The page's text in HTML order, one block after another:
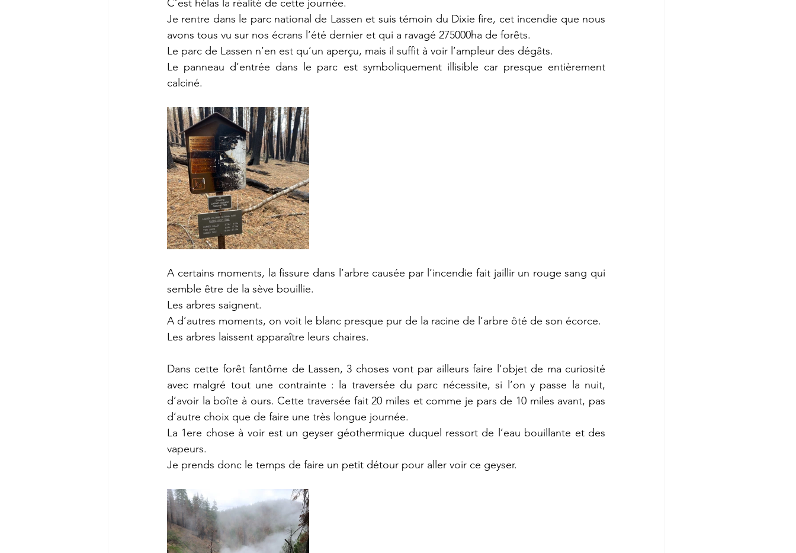
C’est hélas la réalité de cette journée.
Je rentre dans le parc national de Lassen et suis témoin du Dixie fire, cet incendie que nous
avons tous vu sur nos écrans l’été dernier et qui a ravagé 275000ha de forêts.
Le parc de Lassen n’en est qu’un aperçu, mais il suffit à voir l’ampleur des dégâts.
Le panneau d’entrée dans le parc est symboliquement illisible car presque entièrement
calciné.
A certains moments, la fissure dans l’arbre causée par l’incendie fait jaillir un rouge sang qui
semble être de la sève bouillie.
Les arbres saignent.
A d’autres moments, on voit le blanc presque pur de la racine de l’arbre ôté de son écorce.
Les arbres laissent apparaître leurs chaires.
Dans cette forêt fantôme de Lassen, 3 choses vont par ailleurs faire l’objet de ma curiosité
avec malgré tout une contrainte : la traversée du parc nécessite, si l’on y passe la nuit,
d’avoir la boîte à ours. Cette traversée fait 20 miles et comme je pars de 10 miles avant, pas
d’autre choix que de faire une très longue journée.
La 1ere chose à voir est un geyser géothermique duquel ressort de l’eau bouillante et des
vapeurs.
Je prends donc le temps de faire un petit détour pour aller voir ce geyser.